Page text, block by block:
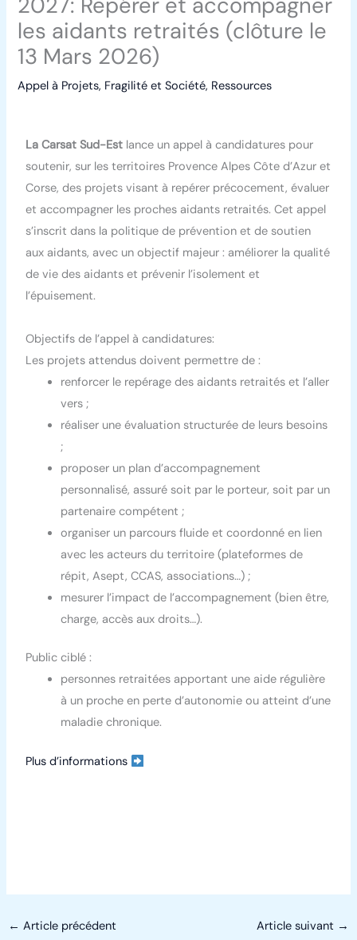
les aidants retraités (clôture le
13 Mars 2026)
Appel à Projets, Fragilité et Société, Ressources
La Carsat Sud-Est lance un appel à candidatures pour
soutenir, sur les territoires Provence Alpes Côte d’Azur et
Corse, des projets visant à repérer précocement, évaluer
et accompagner les proches aidants retraités. Cet appel
s’inscrit dans la politique de prévention et de soutien
aux aidants, avec un objectif majeur : améliorer la qualité
de vie des aidants et prévenir l’isolement et
l’épuisement.
Objectifs de l’appel à candidatures:
Les projets attendus doivent permettre de :
renforcer le repérage des aidants retraités et l’aller
vers ;
réaliser une évaluation structurée de leurs besoins
;
proposer un plan d’accompagnement
personnalisé, assuré soit par le porteur, soit par un
partenaire compétent ;
organiser un parcours fluide et coordonné en lien
avec les acteurs du territoire (plateformes de
répit, Asept, CCAS, associations…) ;
mesurer l’impact de l’accompagnement (bien être,
charge, accès aux droits…).
Public ciblé :
personnes retraitées apportant une aide régulière
à un proche en perte d’autonomie ou atteint d’une
maladie chronique.
Plus d’informations
← Article précédent Article suivant →